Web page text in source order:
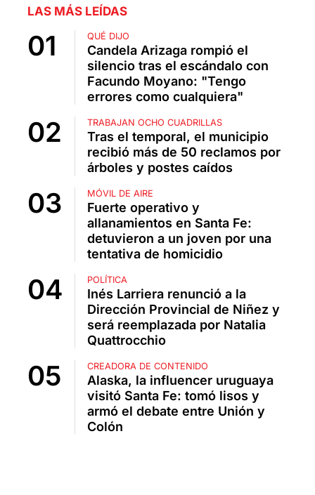
LAS MÁS LEÍDAS
QUÉ DIJO
Candela Arizaga rompió el
silencio tras el escándalo con
Facundo Moyano: "Tengo
errores como cualquiera"
TRABAJAN OCHO CUADRILLAS
Tras el temporal, el municipio
recibió más de 50 reclamos por
árboles y postes caídos
MÓVIL DE AIRE
Fuerte operativo y
allanamientos en Santa Fe:
detuvieron a un joven por una
tentativa de homicidio
POLÍTICA
Inés Larriera renunció a la
Dirección Provincial de Niñez y
será reemplazada por Natalia
Quattrocchio
CREADORA DE CONTENIDO
Alaska, la influencer uruguaya
visitó Santa Fe: tomó lisos y
armó el debate entre Unión y
Colón